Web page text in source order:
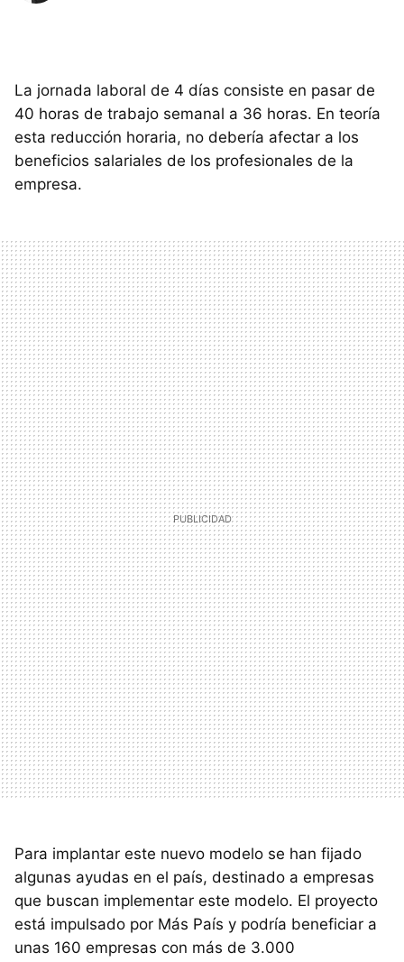
La jornada laboral de 4 días consiste en pasar de
40 horas de trabajo semanal a 36 horas. En teoría
esta reducción horaria, no debería afectar a los
beneficios salariales de los profesionales de la
empresa.
Para implantar este nuevo modelo se han fijado
algunas ayudas en el país, destinado a empresas
que buscan implementar este modelo. El proyecto
está impulsado por Más País y podría beneficiar a
unas 160 empresas con más de 3.000